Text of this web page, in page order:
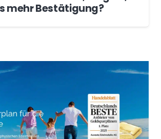
mehr Bestätigung?